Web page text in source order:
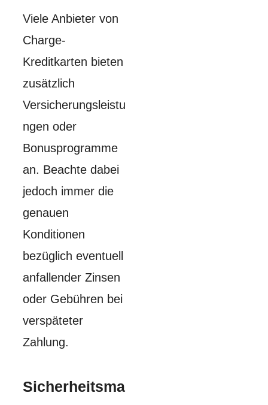
Viele Anbieter von
Charge-
Kreditkarten bieten
zusätzlich
Versicherungsleistu
ngen oder
Bonusprogramme
an. Beachte dabei
jedoch immer die
genauen
Konditionen
bezüglich eventuell
anfallender Zinsen
oder Gebühren bei
verspäteter
Zahlung.
Sicherheitsma